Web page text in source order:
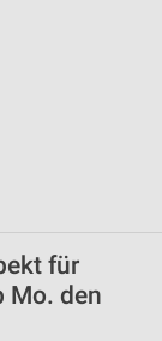
für
Mo. den